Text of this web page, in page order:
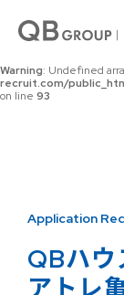
Warning : Undefined
recruit.com/
on line92
Warning: Undefined
recruit.com/
on line 93
Application
QBハウ
アトレ